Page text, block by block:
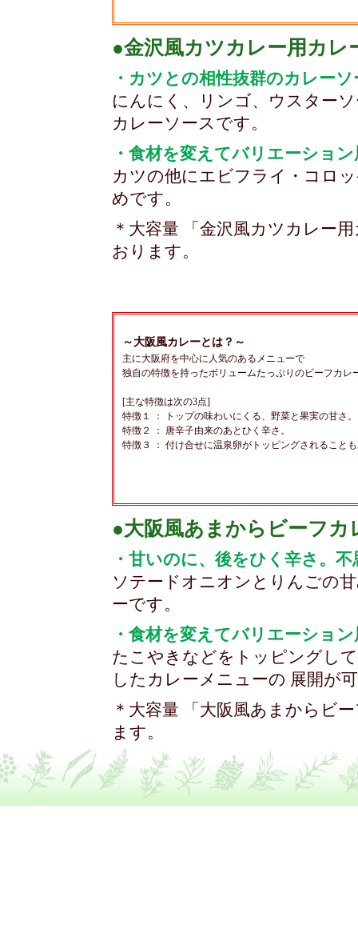
●金沢風カツカレー用カレ
・カツとの相性抜群のカレーソ
にんにく、リンゴ、ウスター
カレーソースです。
・食材を変えてバリエーショ
カツの他にエビフライ・コロ
めです。
＊大容量 「金沢風カツカレー
おります。
～大阪風カレーとは？～
主に大阪府を中心に人気のあるメニューで
独自の特徴を持ったボリュームたっぷりのビーフカレ
[主な特徴は次の3点]
特徴１ ： トップの味わいにくる、野菜と果実の甘さ。
特徴２ ： 唐辛子由来のあとひく辛さ。
特徴３ ： 付け合せに温泉卵がトッピングされること
●大阪風あまからビーフカ
・甘いのに、後をひく辛さ。
ソテードオニオンとりんごの
ーです。
・食材を変えてバリエーショ
たこやきなどをトッピングし
したカレーメニューの 展開が
＊大容量 「大阪風あまからビ
ます。